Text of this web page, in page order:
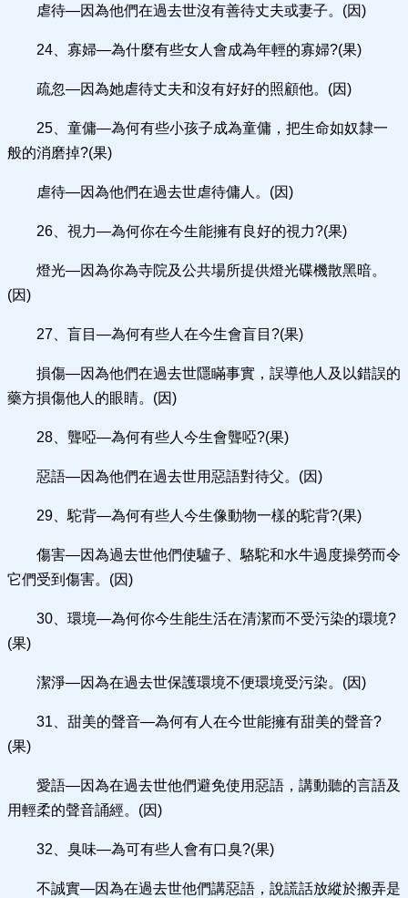
虐待—因為他們在過去世沒有善待丈夫或妻子。(因)
24、寡婦—為什麼有些女人會成為年輕的寡婦?(果)
疏忽—因為她虐待丈夫和沒有好好的照顧他。(因)
25、童傭—為何有些小孩子成為童傭，把生命如奴隸一
般的消磨掉?(果)
虐待—因為他們在過去世虐待傭人。(因)
26、視力—為何你在今生能擁有良好的視力?(果)
燈光—因為你為寺院及公共場所提供燈光碟機散黑暗。
(因)
27、盲目—為何有些人在今生會盲目?(果)
損傷—因為他們在過去世隱瞞事實，誤導他人及以錯誤的
藥方損傷他人的眼睛。(因)
28、聾啞—為何有些人今生會聾啞?(果)
惡語—因為他們在過去世用惡語對待父。(因)
29、駝背—為何有些人今生像動物一樣的駝背?(果)
傷害—因為過去世他們使驢子、駱駝和水牛過度操勞而令
它們受到傷害。(因)
30、環境—為何你今生能生活在清潔而不受污染的環境?
(果)
潔淨—因為在過去世保護環境不便環境受污染。(因)
31、甜美的聲音—為何有人在今世能擁有甜美的聲音?
(果)
愛語—因為在過去世他們避免使用惡語，講動聽的言語及
用輕柔的聲音誦經。(因)
32、臭味—為可有些人會有口臭?(果)
不誠實—因為在過去世他們講惡語，說謊話放縱於搬弄是